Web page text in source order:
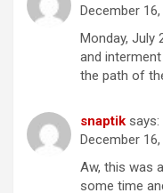
December
Monday, July
and
the path of
snaptik says:
December
Aw, this was
some time